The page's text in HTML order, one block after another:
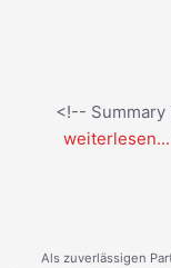
<!-- Summary
weiterlesen...
Als zuverlässigen